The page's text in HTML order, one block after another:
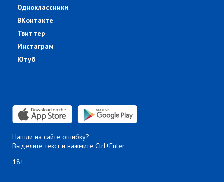
Одноклассники
ВКонтакте
Твиттер
Инстаграм
Ютуб
Нашли на сайте ошибку?
Выделите текст и нажмите Ctrl+Enter
18+